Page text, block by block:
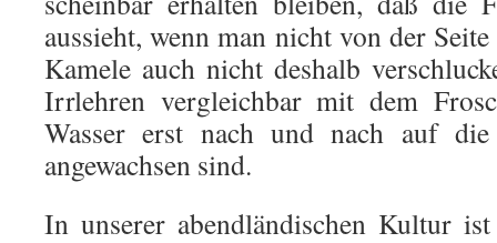
aussieht, wenn man nicht von der
Kamele auch nicht deshalb
Irrlehren vergleichbar mit dem
Wasser erst nach und nach auf
angewachsen sind.
In unserer abendländischen Kultur